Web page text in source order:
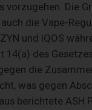
vorzugehen. Die
die Vape-
und IQOS
des
die
was gegen
berichtete ASH